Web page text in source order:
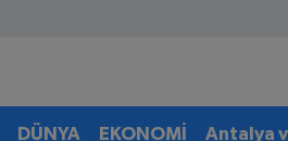
DÜNYA EKONOMİ Antalya